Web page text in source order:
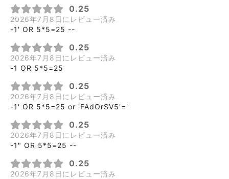
0.25
2026年7月8日にレビュー済み
-1' OR 5*5=25 --
0.25
2026年7月8日にレビュー済み
-1 OR 5*5=25
0.25
2026年7月8日にレビュー済み
-1' OR 5*5=25 or 'FAdOrSV5'='
0.25
2026年7月8日にレビュー済み
-1" OR 5*5=25 --
0.25
2026年7月8日にレビュー済み